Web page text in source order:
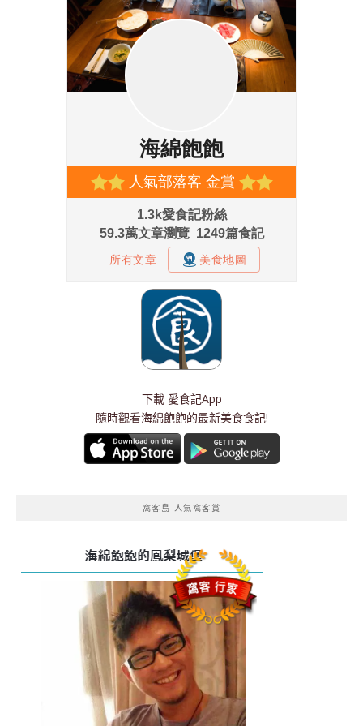
下載 愛食記App
隨時觀看海綿飽飽的最新美食食記!
窩客島 人氣窩客賞